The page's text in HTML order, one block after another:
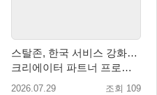
스탈존, 한국 서비스 강화…
크리에이터 파트너 프로그
램 운영
2026.07.29 조회 109